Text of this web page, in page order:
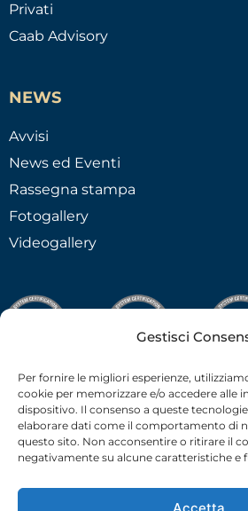
Gestisci
Per fornire le migliori esperienze,
cookie per memorizzare e/o accedere alle
dispositivo. Il consenso a queste
elaborare dati come il comportamento di
questo sito. Non acconsentire o ritirare il
negativamente su alcune caratteristiche e
Accetta
Privati
Caab Advisory
NEWS
Avvisi
News ed Eventi
Rassegna stampa
Fotogallery
Videogallery